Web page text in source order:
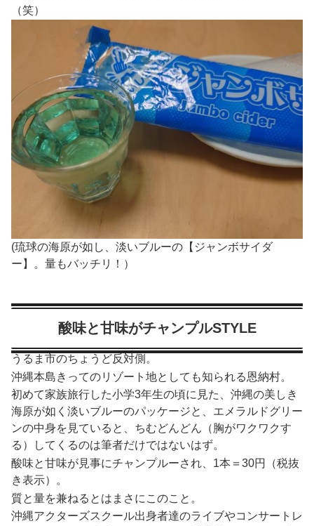
（笑）
(琉球の海原が如し、淡いブルーの【ジャンボサイダ
ー】。量もバッチリ！）
酸味と甘味がチャンプルSTYLE
うるま市のちょうど反対側。
沖縄本島きってのリゾート地としても知られる恩納村。
初めて家族旅行した小学3年生の頃に見た、沖縄の美しき
海原が如く淡いブルーのパッケージと、エメラルドグリー
ンの中身を見ていると、ちむどんどん（胸がワクワクす
る）してくるのは筆者だけではないはず。
酸味と甘味が見事にチャンプルーされ、1本＝30円（税抜
き表示）。
質と量を兼ねるとはまさにこのこと。
沖縄アクターズスクール出身者達のライブやコンサートレ